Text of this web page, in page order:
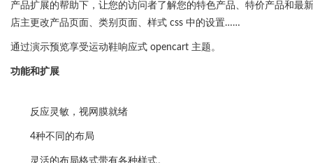
产品扩展的帮助下，让您的访问者了解您的特色产品、特价产品和
店主更改产品页面、类别页面、样式 css 中的设置……
通过演示预览享受运动鞋响应式 opencart 主题。
功能和扩展
反应灵敏，视网膜就绪
4种不同的布局
灵活的布局格式带有各种样式。